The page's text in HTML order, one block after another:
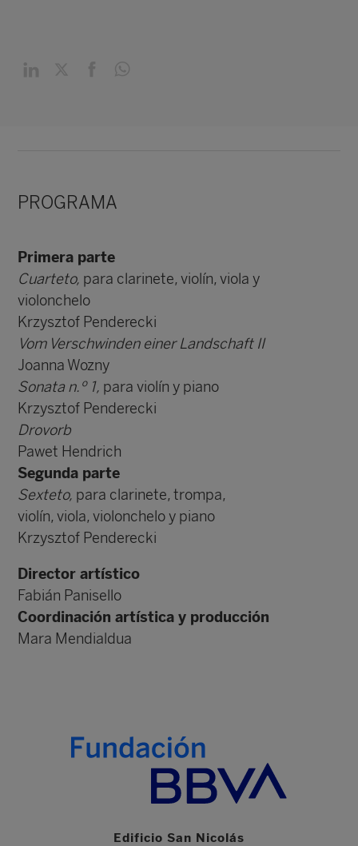
PROGRAMA
Primera parte
Cuarteto, para clarinete, violín, viola y
violonchelo
Krzysztof Penderecki
Vom Verschwinden einer Landschaft II
Joanna Wozny
Sonata n.º 1, para violín y piano
Krzysztof Penderecki
Drovorb
Pawet Hendrich
Segunda parte
Sexteto, para clarinete, trompa,
violín, viola, violonchelo y piano
Krzysztof Penderecki
Director artístico
Fabián Panisello
Coordinación artística y producción
Mara Mendialdua
Edificio San Nicolás